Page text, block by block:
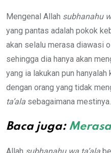
Mengenal Allah subhanahu
yang pantas adalah pokok
akan selalu merasa diawasi
sehingga dia hanya akan
yang ia lakukan pun
dengan orang yang tidak
ta’ala sebagaimana mestinya.
Baca juga: